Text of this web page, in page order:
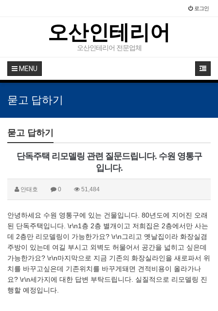
로그인
오산인테리어
오산인테리어 전문업체
MENU
묻고 답하기
묻고 답하기
단독주택 리모델링 관련 질문드립니다. 수원 영통구
입니다.
안태호 0 51,484
안녕하세요 수원 영통구에 있는 건물입니다. 80년도에 지어진 오래
된 단독주택입니다. \r\n1층 2층 별개이고 저희집은 2층에서만 사는
데 2층만 리모델링이 가능한가요? \r\n그리고 옛날집이라 화장실겸
주방이 있는데 여길 부시고 외벽도 허물어서 공간을 넓히고 싶은데
가능한가요? \r\n마지막으로 지금 기존의 화장실라인을 새로파서 위
치를 바꾸고싶은데 기존위치를 바꾸게돼면 견적비용이 올라가나
요? \r\n세가지에 대한 답변 부탁드립니다. 실질적으로 리모델링 진
행할 예정입니다.